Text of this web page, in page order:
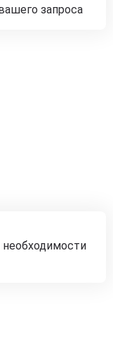
запроса
необходимости